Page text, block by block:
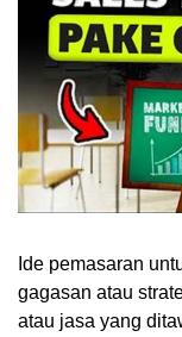
Ide pemasaran
gagasan atau
atau jasa yang